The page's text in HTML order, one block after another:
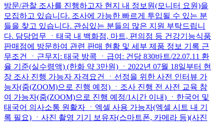
방문/관찰 조사를 진행하고자 현지 내 정보원(모니터 요원)을
모집하고 있습니다. 조사에 가능한 빠르게 투입될 수 있는 분
들을 찾고 있습니다. 관심있는 분들의 많은 지원 부탁드립니
다. 담당업무 ㆍ태국 내 백화점, 마트, 편의점 등 건강기능식품
판매점에 방문하여 관련 판매 현황 및 세부 제품 정보 기록 근
무조건 ㆍ근무지: 태국 방콕 ㆍ급여: 건당 830바트/22.07.11 환
율 기준(실수령액) (한화 약 3만원) ㆍ2022년 07월 18일부터 현
장 조사 진행 가능자 자격요건 ㆍ선정을 위한 사전 인터뷰 가
능자(줌(ZOOM)으로 진행 예정) ㆍ조사 진행 전 사전 교육 참
여 가능자(줌(ZOOM)으로 진행 예정/1시간 이내) ㆍ한국어 및
태국어 의사소통 원활자 ㆍ엑셀 사용 가능자(엑셀 시트 내 기
록 필요) ㆍ사진 촬영 기기 보유자(스마트폰, 카메라 등)(사진